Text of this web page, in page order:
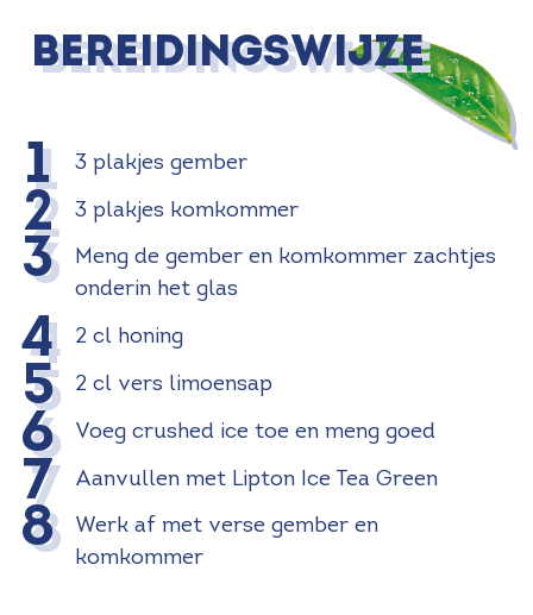
Bereidingswijze
3 plakjes gember
3 plakjes komkommer
Meng de gember en komkommer zachtjes
onderin het glas
2 cl honing
2 cl vers limoensap
Voeg crushed ice toe en meng goed
Aanvullen met Lipton Ice Tea Green
Werk af met verse gember en
komkommer